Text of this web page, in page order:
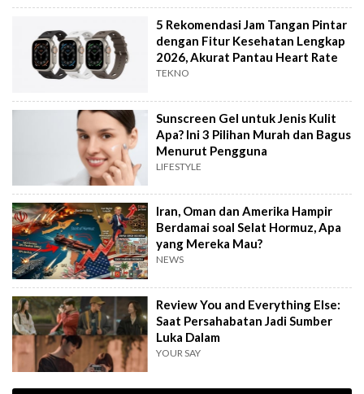
5 Rekomendasi Jam Tangan Pintar
dengan Fitur Kesehatan Lengkap
2026, Akurat Pantau Heart Rate
TEKNO
Sunscreen Gel untuk Jenis Kulit
Apa? Ini 3 Pilihan Murah dan Bagus
Menurut Pengguna
LIFESTYLE
Iran, Oman dan Amerika Hampir
Berdamai soal Selat Hormuz, Apa
yang Mereka Mau?
NEWS
Review You and Everything Else:
Saat Persahabatan Jadi Sumber
Luka Dalam
YOUR SAY